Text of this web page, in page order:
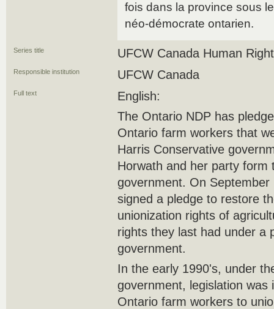
fois dans la province sous
néo-démocrate ontarien.
Series title UFCW Canada Human
Responsible institution UFCW Canada
Full text
English:
The Ontario NDP has
Ontario farm workers that
Harris Conservative
Horwath and her party form
government. On
signed a pledge to restore
unionization rights of
rights they last had under a
government.
In the early 1990's, under
government, legislation was
Ontario farm workers to